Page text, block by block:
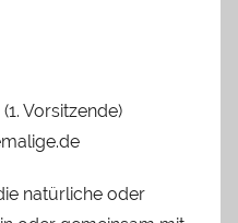
Vorsitzende)
natürliche oder